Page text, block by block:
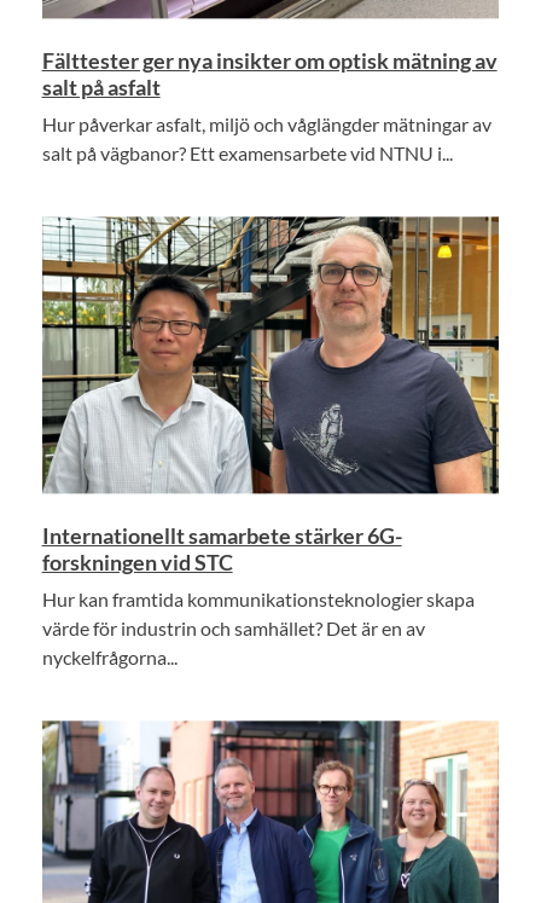
Fälttester ger nya insikter om optisk mätning av
salt på asfalt
Hur påverkar asfalt, miljö och våglängder mätningar av
salt på vägbanor? Ett examensarbete vid NTNU i...
Internationellt samarbete stärker 6G-
forskningen vid STC
Hur kan framtida kommunikationsteknologier skapa
värde för industrin och samhället? Det är en av
nyckelfrågorna...